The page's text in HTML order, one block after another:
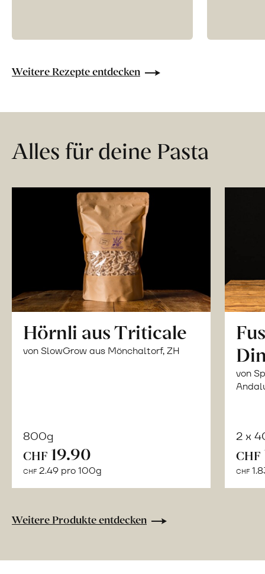
Weitere Rezepte entdecken
Alles für deine Pasta
Hörnli aus Triticale
von SlowGrow aus Mönchaltorf, ZH
800g
CHF 19.90
CHF 2.49 pro 100g
von
2 x
CHF
CHF
Weitere Produkte entdecken